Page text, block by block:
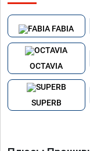
FABIA
OCTAVIA
SUPERB